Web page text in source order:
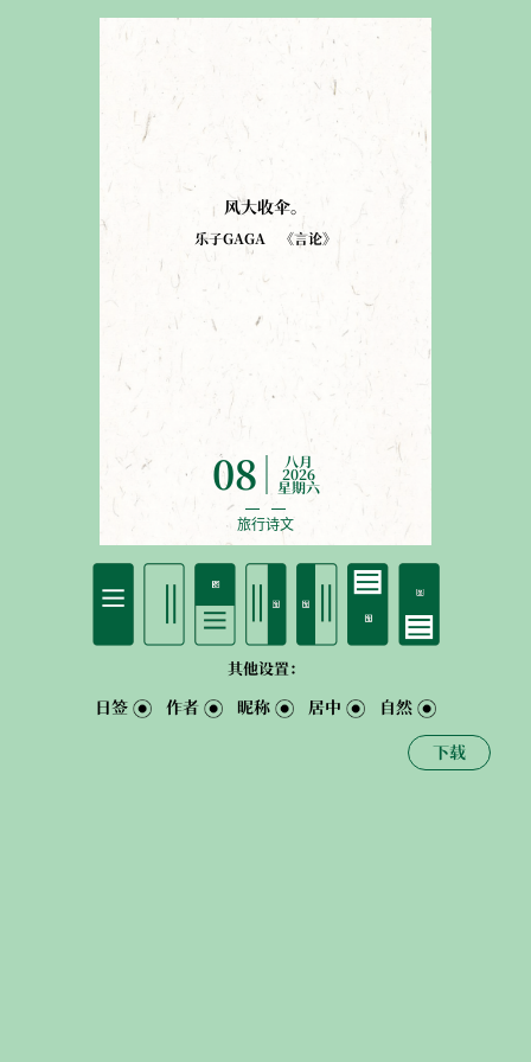
风大收伞。
乐子GAGA 《言论》
08
八月
2026
星期六
旅行诗文
其他设置：
日签 作者 昵称 居中 自然
下载